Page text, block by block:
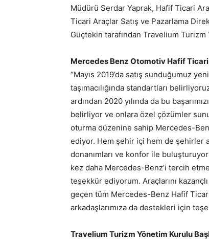
Müdürü Serdar Yaprak, Hafif Ticari
Ticari Araçlar Satış ve Pazarlama
Güçtekin tarafından Travelium
Mercedes Benz Otomotiv Hafif
“Mayıs 2019’da satış sunduğumuz
taşımacılığında standartları
ardından 2020 yılında da bu
belirliyor ve onlara özel çözümler
oturma düzenine sahip Mercedes-
ediyor. Hem şehir içi hem de şehirler
donanımları ve konfor ile
kez daha Mercedes-Benz’i tercih
teşekkür ediyorum. Araçlarını
geçen tüm Mercedes-Benz Hafif
arkadaşlarımıza da destekleri için
Travelium Turizm Yönetim Kurulu